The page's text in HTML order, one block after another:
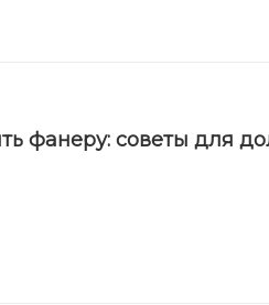
фанеру: советы для